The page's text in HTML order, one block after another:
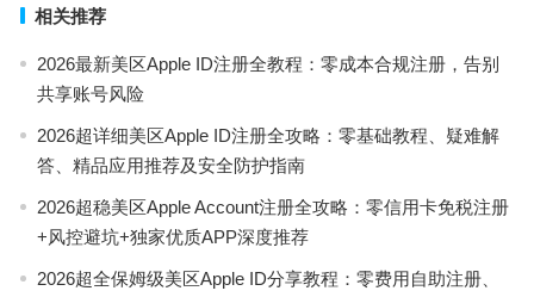
相关推荐
2026最新美区Apple ID注册全教程：零成本合规注册，告别
共享账号风险
2026超详细美区Apple ID注册全攻略：零基础教程、疑难解
答、精品应用推荐及安全防护指南
2026超稳美区Apple Account注册全攻略：零信用卡免税注册
+风控避坑+独家优质APP深度推荐
2026超全保姆级美区Apple ID分享教程：零费用自助注册、